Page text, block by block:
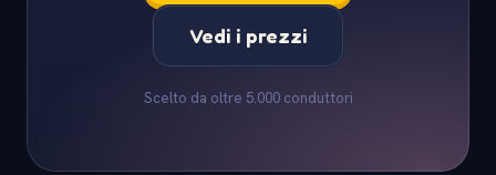
Vedi i prezzi
Scelto da oltre 5.000 conduttori